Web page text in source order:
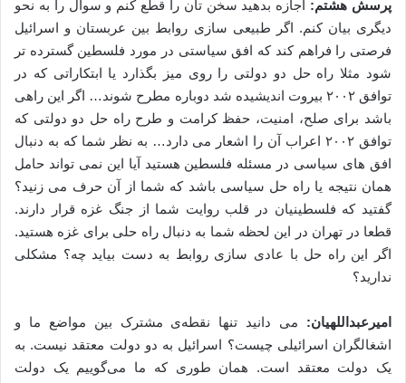
پرسش هشتم: اجازه بدهید سخن تان را قطع کنم و سوال را به نحو
دیگری بیان کنم. اگر طبیعی سازی روابط بین عربستان و اسرائیل
فرصتی را فراهم کند که افق سیاستی در مورد فلسطین گسترده تر
شود مثلا راه حل دو دولتی را روی میز بگذارد یا ابتکاراتی که در
توافق ۲۰۰۲ بیروت اندیشیده شد دوباره مطرح شوند… اگر این راهی
باشد برای صلح، امنیت، حفظ کرامت و طرح راه حل دو دولتی که
توافق ۲۰۰۲ اعراب آن را اشعار می دارد… به نظر شما که به دنبال
افق های سیاسی در مسئله فلسطین هستید آیا این نمی تواند حامل
همان نتیجه یا راه حل سیاسی باشد که شما از آن حرف می زنید؟
گفتید که فلسطینیان در قلب روایت شما از جنگ غزه قرار دارند.
قطعا در تهران در این لحظه شما به دنبال راه حلی برای غزه هستید.
اگر این راه حل با عادی سازی روابط به دست بیاید چه؟ مشکلی
ندارید؟
امیرعبداللهیان: می دانید تنها نقطه‌ی مشترک بین مواضع ما و
اشغالگران اسرائیلی چیست؟ اسرائیل به دو دولت معتقد نیست. به
یک دولت معتقد است. همان طوری که ما می‌گوییم یک دولت